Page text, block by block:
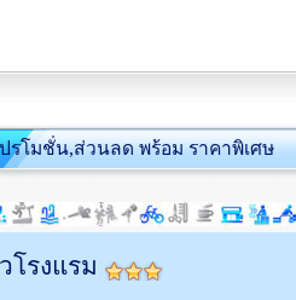
รโมชั่น,ส่วนลด พร้อม ราคาพิเศษ
โรงแรม